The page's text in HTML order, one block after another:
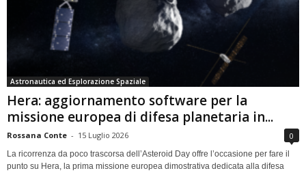
Astronautica ed Esplorazione Spaziale
Hera: aggiornamento software per la
missione europea di difesa planetaria in...
Rossana Conte - 15 Luglio 2026 0
La ricorrenza da poco trascorsa dell’Asteroid Day offre l’occasione per fare il
punto su Hera, la prima missione europea dimostrativa dedicata alla difesa